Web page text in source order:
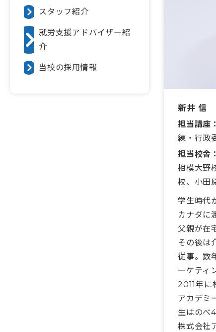
スタッフ紹介
就労支援アドバイザー紹
介
当校の採用情報
新井 信
担当講座：
練・行政
担当校舎：
相模大野
校、小田
学生時代
カナダに
父親が在
その後は
従事。数
ーケティ
2011年に
アカデミ
生はのべ
株式会社